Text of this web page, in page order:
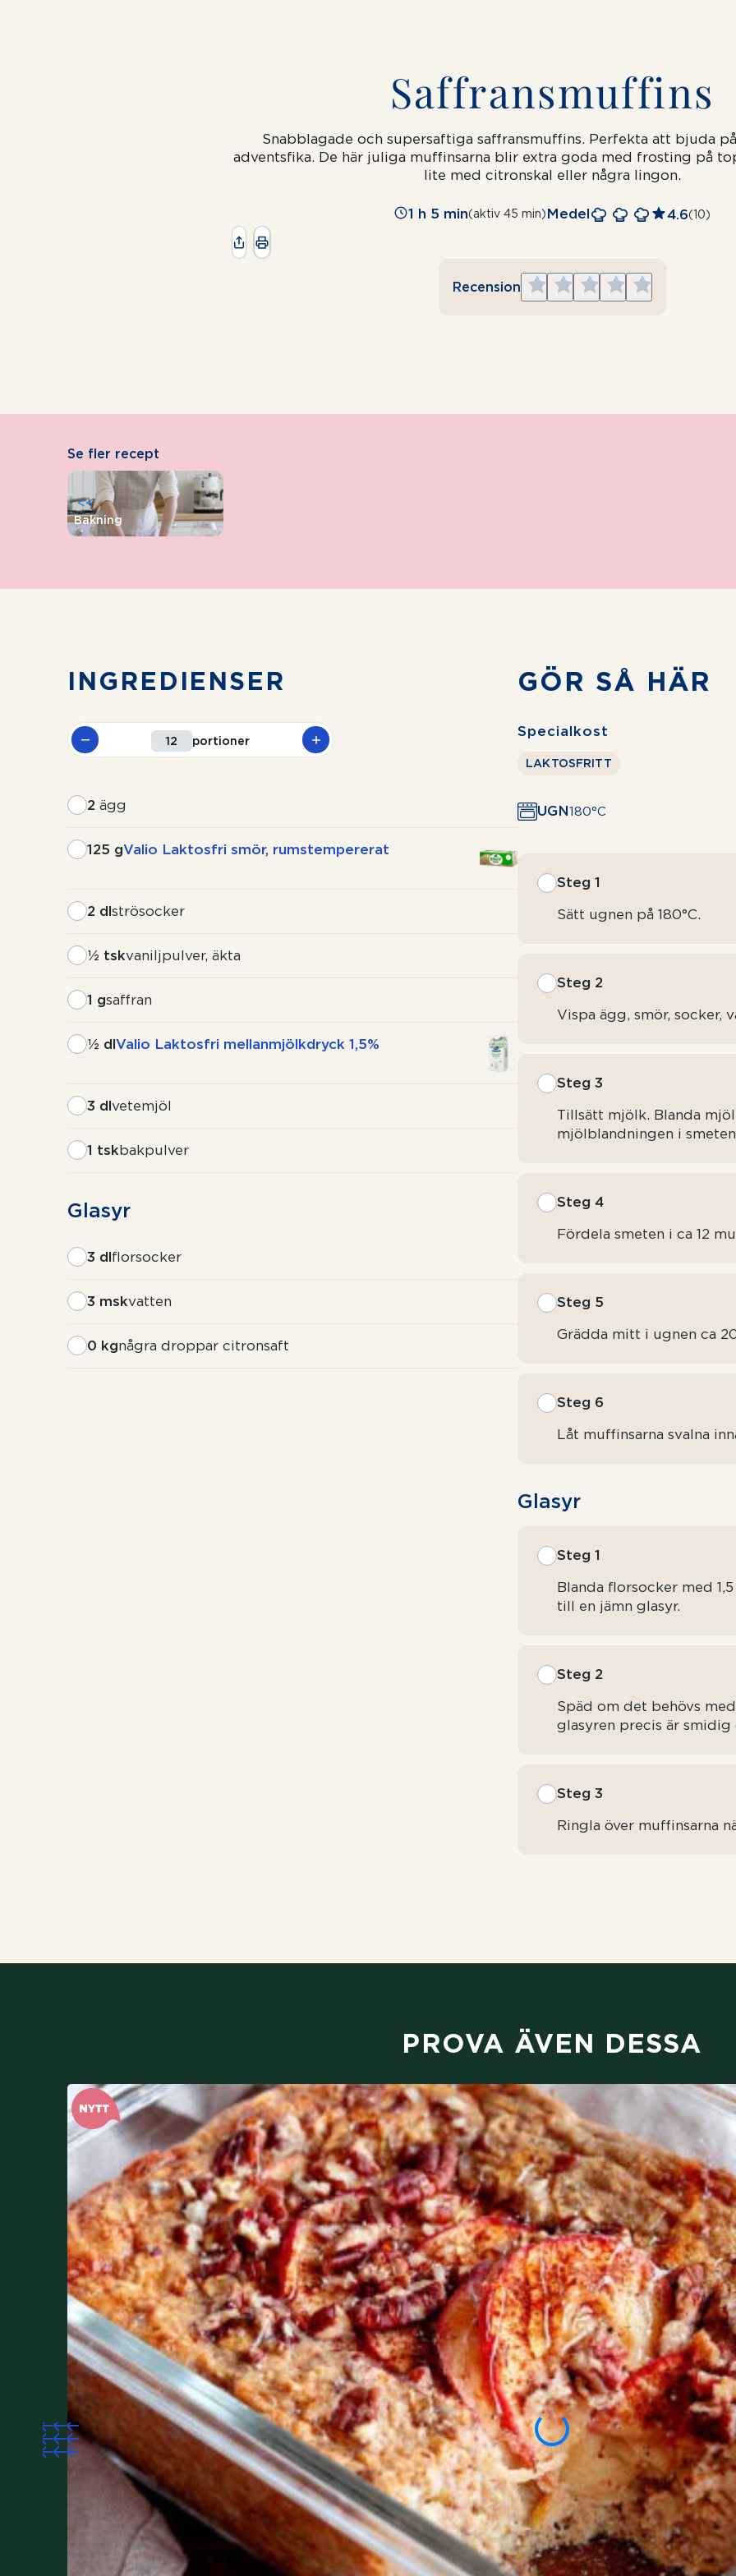
Saffransmuffins
Snabblagade och supersaftiga saffransmuffins. Perfekta att bjuda
adventsfika. De här juliga muffinsarna blir extra goda med frosting på
lite med citronskal eller några lingon.
1 h 5 min(aktiv 45 min)Medel 4.6(10)
Recension
Give
5
Give
4
Give
3
Give
2
Give
1
Se fler recept
Bakning
<<
INGREDIENSER
portioner
2 ägg
125 gValio Laktosfri smör, rumstempererat
2 dlströsocker
½ tskvaniljpulver, äkta
1 gsaffran
½ dlValio Laktosfri mellanmjölkdryck 1,5%
3 dlvetemjöl
1 tskbakpulver
Glasyr
3 dlflorsocker
3 mskvatten
0 kgnågra droppar citronsaft
GÖR SÅ HÄR
Specialkost
LAKTOSFRITT
UGN180°C
Steg 1
Sätt ugnen på 180°C.
Steg 2
Vispa ägg, smör, socker,
Steg 3
Tillsätt mjölk. Blanda
mjölblandningen i
Steg 4
Fördela smeten i ca 12
Steg 5
Grädda mitt i ugnen ca
Steg 6
Låt muffinsarna svalna
Glasyr
Steg 1
Blanda florsocker med
till en jämn glasyr.
Steg 2
Späd om det behövs
glasyren precis är smidig
Steg 3
Ringla över muffinsarna
PROVA ÄVEN DESSA